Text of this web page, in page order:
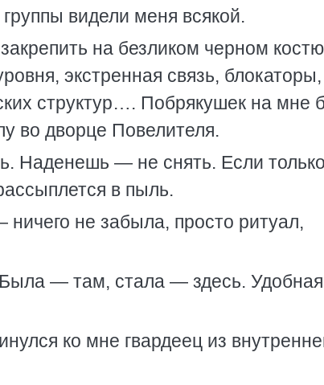
видели меня всякой.
на безликом черном
экстренная связь, блокаторы,
структур…. Побрякушек на мне
во дворце Повелителя.
Наденешь — не снять. Если только
в пыль.
не забыла, просто ритуал,
— там, стала — здесь. Удобная
ко мне гвардеец из